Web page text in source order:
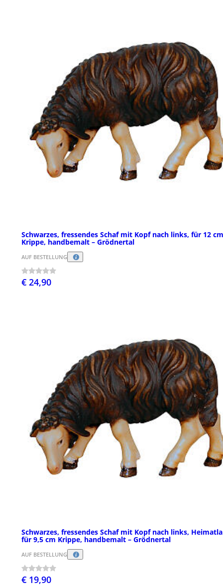
Schwarzes, fressendes Schaf mit Kopf nach links, für 12 cm
Krippe, handbemalt – Grödnertal
AUF BESTELLUNG
€ 24,90
Schwarzes, fressendes Schaf mit Kopf nach links,
für 9,5 cm Krippe, handbemalt – Grödnertal
AUF BESTELLUNG
€ 19,90